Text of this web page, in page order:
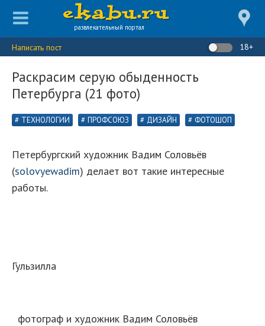
развлекательный портал
Написать пост 18+
Раскрасим серую обыденность
Петербурга (21 фото)
ТЕХНОЛОГИИ ПРОФСОЮЗ ДИЗАЙН ФОТОШОП
Петербургский художник Вадим Соловьёв
(solovyewadim) делает вот такие интересные
работы.
Гульзилла
фотограф и художник Вадим Соловьёв